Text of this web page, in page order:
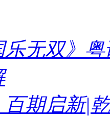
无双》
百期启新|